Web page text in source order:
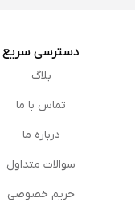
دسترسی سریع
بلاگ
تماس با ما
درباره ما
سوالات متداول
حریم خصوصی